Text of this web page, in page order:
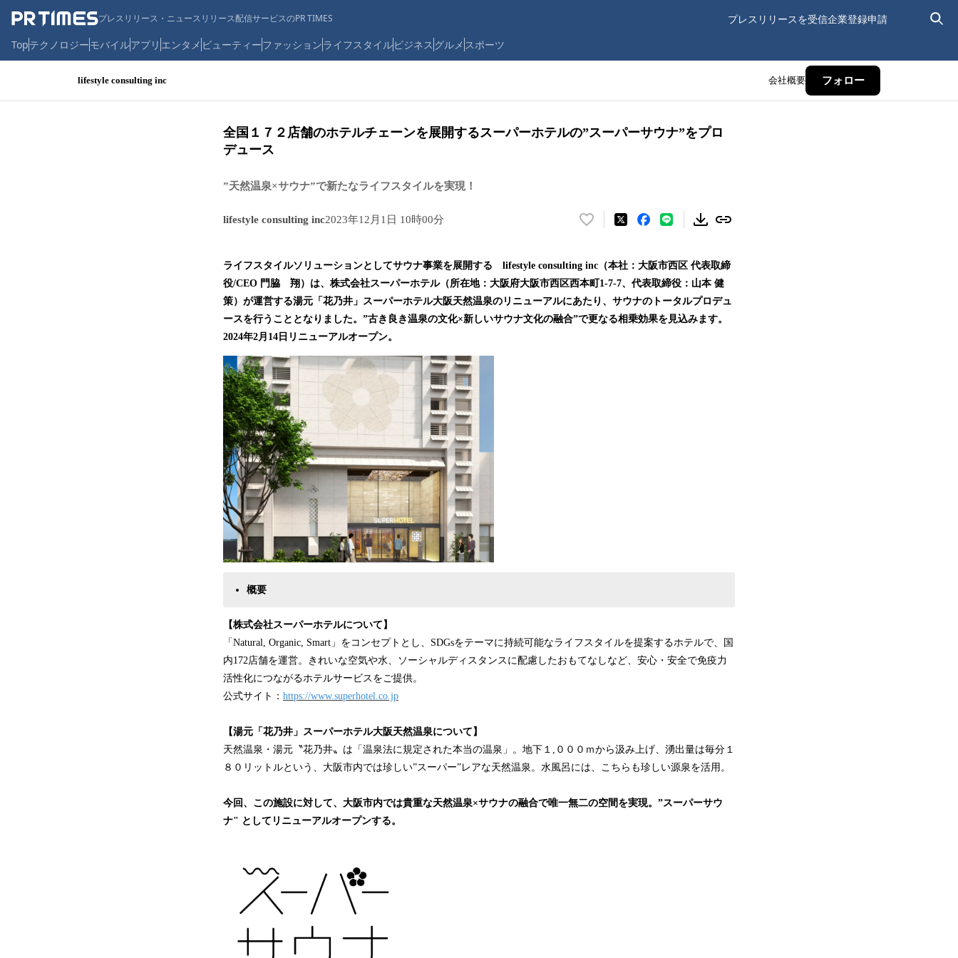
プレスリリース・ニュースリリース配信サービスのPR TIMES プレスリリースを受信企業登録申請
Topテクノロジーモバイルアプリ エンタメ ビューティーファッションライフスタイルビジネス グルメ スポーツ
lifestyle consulting inc 会社概要 フォロー
全国１７２店舗のホテルチェーンを展開するスーパーホテルの”スーパーサウナ”をプロ
デュース
”天然温泉×サウナ”で新たなライフスタイルを実現！
lifestyle consulting inc2023年12月1日 10時00分
い
！
数
を
読
ライフスタイルソリューションとしてサウナ事業を展開する lifestyle consulting inc（本社：大阪市西区 代表取締
役/CEO 門脇 翔）は、株式会社スーパーホテル（所在地：大阪府大阪市西区西本町1-7-7、代表取締役：山本 健
策）が運営する湯元「花乃井」スーパーホテル大阪天然温泉のリニューアルにあたり、サウナのトータルプロデュ
ースを行うこととなりました。”古き良き温泉の文化×新しいサウナ文化の融合”で更なる相乗効果を見込みます。
2024年2月14日リニューアルオープン。
概要
【株式会社スーパーホテルについて】
「Natural, Organic, Smart」をコンセプトとし、SDGsをテーマに持続可能なライフスタイルを提案するホテルで、国
内172店舗を運営。きれいな空気や水、ソーシャルディスタンスに配慮したおもてなしなど、安心・安全で免疫力
活性化につながるホテルサービスをご提供。
公式サイト： https://www.superhotel.co.jp
【湯元「花乃井」スーパーホテル大阪天然温泉について】
天然温泉・湯元〝花乃井〟は「温泉法に規定された本当の温泉」。地下１,０００ｍから汲み上げ、湧出量は毎分１
８０リットルという、大阪市内では珍しい”スーパー”レアな天然温泉。水風呂には、こちらも珍しい源泉を活用。
今回、この施設に対して、大阪市内では貴重な天然温泉×サウナの融合で唯一無二の空間を実現。”スーパーサウ
ナ" としてリニューアルオープンする。